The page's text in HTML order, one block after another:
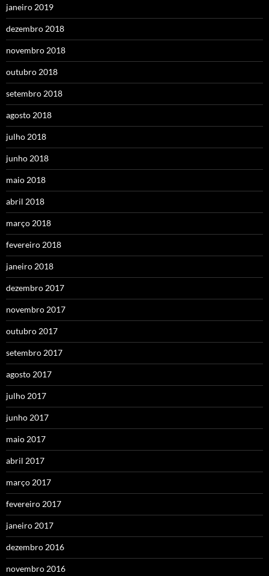
janeiro 2019
dezembro 2018
novembro 2018
outubro 2018
setembro 2018
agosto 2018
julho 2018
junho 2018
maio 2018
abril 2018
março 2018
fevereiro 2018
janeiro 2018
dezembro 2017
novembro 2017
outubro 2017
setembro 2017
agosto 2017
julho 2017
junho 2017
maio 2017
abril 2017
março 2017
fevereiro 2017
janeiro 2017
dezembro 2016
novembro 2016